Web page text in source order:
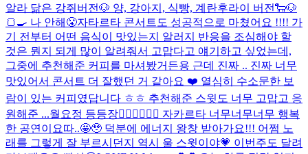
알라 닮은 강쥐버전🐶 양, 강아지, 식빵, 계란후라이 버전🐑🐶
🍞🍳 나 안해😤자타르타 콘서트도 성공적으로 마쳤어요 !!!! 가
기 전부터 어떤 음식이 맛있는지 알러지 반응을 조심해야 할
것은 뭔지 되게 많이 알려줘서 고맙다고 얘기하고 싶었는데,
그중에 추천해준 커피를 마셔봤거든용 근데 진짜 .. 진짜 너무
맛있어서 콘서트 더 잘했던 거 같아요 ❤️ 열심히 수소문한 보
람이 있는 커피였답니다 ㅎㅎ 추천해준 스윗도 너무 고맙고 응
원해준 ...월요정 등등장🧚🏻‍♀️🧚🏻‍♀️ 자카르타 너무너무너무 행복
한 공연이요따..🤩🥹 덕분에 에너지 왕창 받아가요!!! 어쩜 노
래를 그렇게 잘 부르시던지 역시 울 스윗이야💗 이번주도 달려